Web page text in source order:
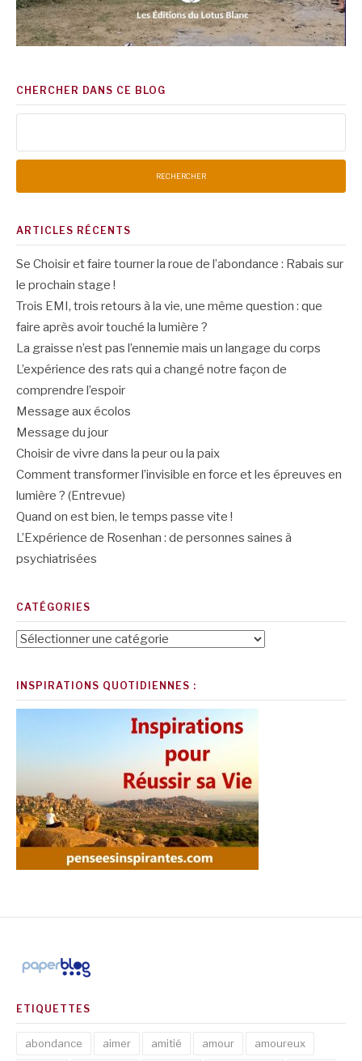
CHERCHER DANS CE BLOG
ARTICLES RÉCENTS
Se Choisir et faire tourner la roue de l’abondance : Rabais sur
le prochain stage !
Trois EMI, trois retours à la vie, une même question : que
faire après avoir touché la lumière ?
La graisse n’est pas l’ennemie mais un langage du corps
L’expérience des rats qui a changé notre façon de
comprendre l’espoir
Message aux écolos
Message du jour
Choisir de vivre dans la peur ou la paix
Comment transformer l’invisible en force et les épreuves en
lumière ? (Entrevue)
Quand on est bien, le temps passe vite !
L’Expérience de Rosenhan : de personnes saines à
psychiatrisées
CATÉGORIES
Catégories
INSPIRATIONS QUOTIDIENNES :
ETIQUETTES
abondance aimer amitié amour amoureux